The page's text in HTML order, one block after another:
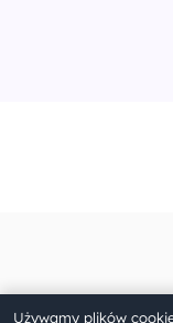
Używamy plików